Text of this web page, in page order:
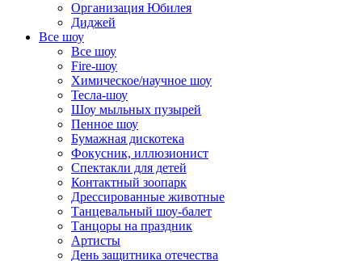
Организация Юбилея
Диджей
Все шоу
Все шоу
Fire-шоу
Химическое/научное шоу
Тесла-шоу
Шоу мыльных пузырей
Пенное шоу
Бумажная дискотека
Фокусник, иллюзионист
Спектакли для детей
Контактный зоопарк
Дрессированные животные
Танцевальный шоу-балет
Танцоры на праздник
Артисты
День защитника отечества